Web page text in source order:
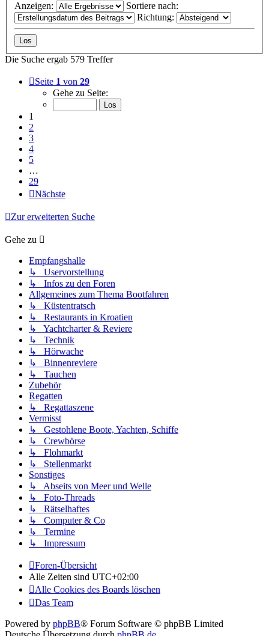
Anzeigen:
Sortiere nach:
Richtung:
Die Suche ergab 579 Treffer
Seite 1 von 29
Gehe zu Seite:
1
2
3
4
5
…
29
Nächste
Zur erweiterten Suche
Gehe zu
Empfangshalle
↳ Uservorstellung
↳ Infos zu den Foren
Allgemeines zum Thema Bootfahren
↳ Küstentratsch
↳ Restaurants in Kroatien
↳ Yachtcharter & Reviere
↳ Technik
↳ Hörwache
↳ Binnenreviere
↳ Tauchen
Zubehör
Regatten
↳ Regattaszene
Vermisst
↳ Gestohlene Boote, Yachten, Schiffe
↳ Crewbörse
↳ Flohmarkt
↳ Stellenmarkt
Sonstiges
↳ Abseits von Meer und Welle
↳ Foto-Threads
↳ Rätselhaftes
↳ Computer & Co
↳ Termine
↳ Impressum
Foren-Übersicht
Alle Zeiten sind UTC+02:00
Alle Cookies des Boards löschen
Das Team
Powered by phpBB® Forum Software © phpBB Limited